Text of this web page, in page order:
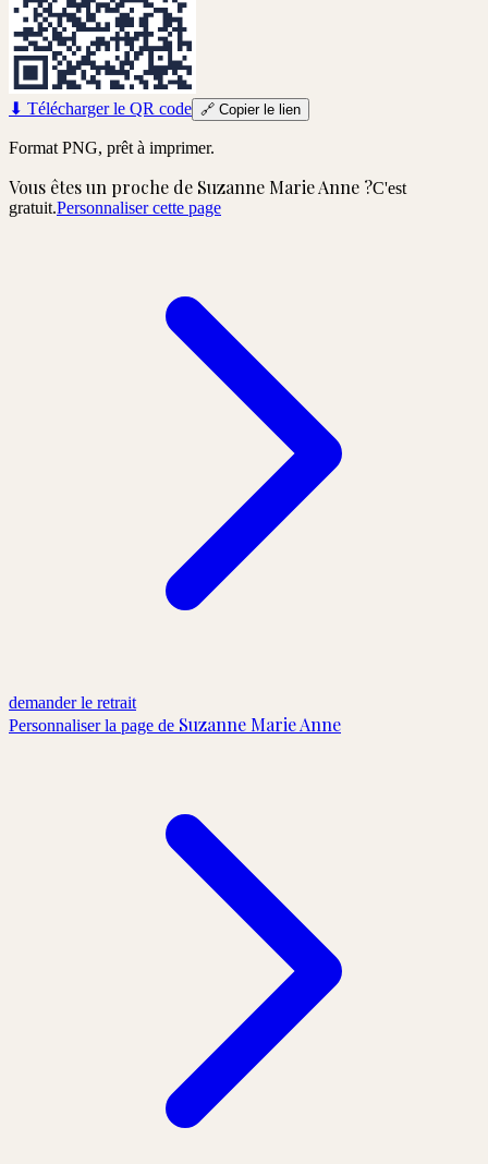
⬇ Télécharger le QR code 🔗 Copier le lien
Format PNG, prêt à imprimer.
Vous êtes un proche de Suzanne Marie Anne ?C'est
gratuit.Personnaliser cette page
demander le retrait
Personnaliser la page de Suzanne Marie Anne